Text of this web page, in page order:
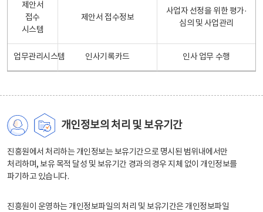
제안서
접수
시스템
제안서 접수정보
사업자 선정을 위한 평가·
심의 및 사업관리
업무관리시스템 인사기록카드 인사 업무 수행
개인정보의 처리 및 보유기간
진흥원에서 처리하는 개인정보는 보유기간으로 명시된 범위내에서만
처리하며, 보유 목적 달성 및 보유기간 경과의 경우 지체 없이 개인정보를
파기하고 있습니다.
진흥원이 운영하는 개인정보파일의 처리 및 보유기간은 개인정보파일